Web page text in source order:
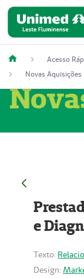
Acesso
Novas Aquisições
e
Texto:
Design: